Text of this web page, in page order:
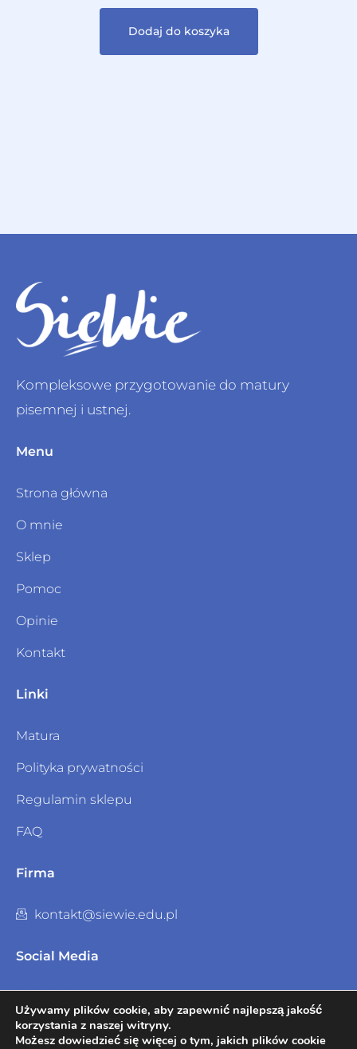
Dodaj do koszyka
Kompleksowe przygotowanie do matury
pisemnej i ustnej.
Menu
Strona główna
O mnie
Sklep
Pomoc
Opinie
Kontakt
Linki
Matura
Polityka prywatności
Regulamin sklepu
FAQ
Firma
kontakt@siewie.edu.pl
Social Media
Używamy plików cookie, aby zapewnić najlepszą jakość
korzystania z naszej witryny.
Możesz dowiedzieć się więcej o tym, jakich plików cookie